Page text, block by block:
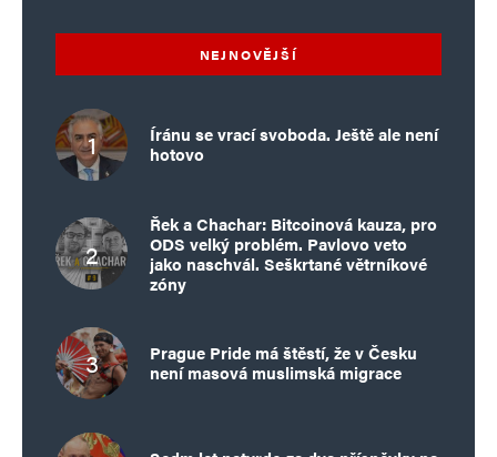
NEJNOVĚJŠÍ
Íránu se vrací svoboda. Ještě ale není
hotovo
Řek a Chachar: Bitcoinová kauza, pro
ODS velký problém. Pavlovo veto
jako naschvál. Seškrtané větrníkové
zóny
Prague Pride má štěstí, že v Česku
není masová muslimská migrace